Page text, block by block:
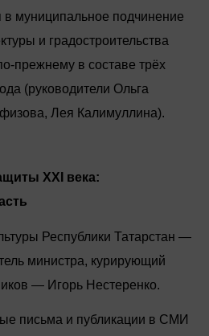
муниципальное подчинение
и градостроительства
прежнему в составе трёх
(руководители ­Ольга
Лея Калимуллина).
XXI века:
Республики Татарстан —
министра, курирующий
— Игорь Нестеренко.
письма и публикации в СМИ